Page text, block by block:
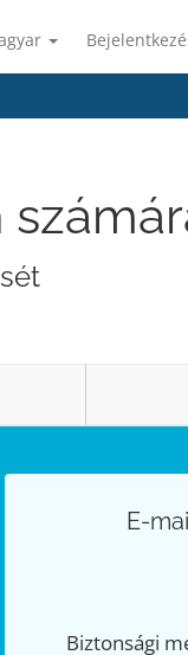
E-
Biztonsági